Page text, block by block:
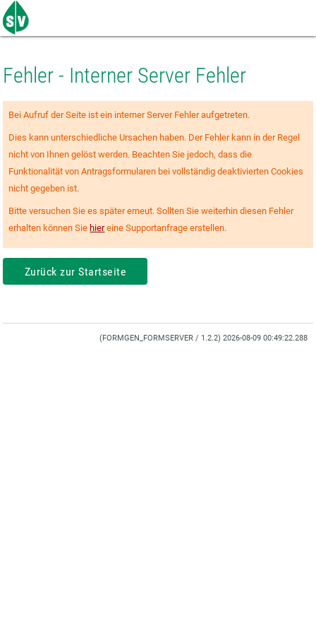
Zum
Seiteninhalt
springen
Fehler - Interner Server Fehler
Bei Aufruf der Seite ist ein interner Server Fehler aufgetreten.
Dies kann unterschiedliche Ursachen haben. Der Fehler kann in der Regel
nicht von Ihnen gelöst werden. Beachten Sie jedoch, dass die
Funktionalität von Antragsformularen bei vollständig deaktivierten Cookies
nicht gegeben ist.
Bitte versuchen Sie es später erneut. Sollten Sie weiterhin diesen Fehler
erhalten können Sie hiereine Supportanfrage erstellen.
Zurück zur Startseite
(FORMGEN_FORMSERVER / 1.2.2) 2026-08-09 00:49:22.288